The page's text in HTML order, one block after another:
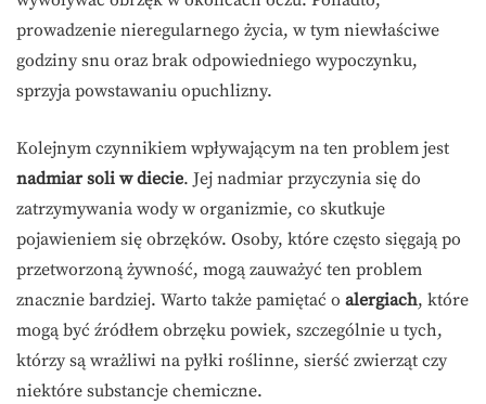
prowadzenie nieregularnego życia, w tym niewłaściwe
godziny snu oraz brak odpowiedniego wypoczynku,
sprzyja powstawaniu opuchlizny.
Kolejnym czynnikiem wpływającym na ten problem jest
nadmiar soli w diecie. Jej nadmiar przyczynia się do
zatrzymywania wody w organizmie, co skutkuje
pojawieniem się obrzęków. Osoby, które często sięgają po
przetworzoną żywność, mogą zauważyć ten problem
znacznie bardziej. Warto także pamiętać o alergiach, które
mogą być źródłem obrzęku powiek, szczególnie u tych,
którzy są wrażliwi na pyłki roślinne, sierść zwierząt czy
niektóre substancje chemiczne.